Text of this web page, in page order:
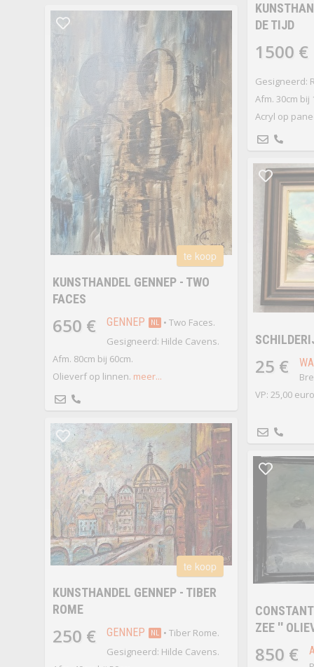
DE TIJD
1500 €
Gesigneerd:
Afm. 30cm bij
Acryl op
te koop
KUNSTHANDEL GENNEP - TWO
FACES
650 € GENNEP NL • Two Faces.
Gesigneerd: Hilde Cavens.
Afm. 80cm bij 60cm.
Olieverf op linnen. meer... 25 €
VP: 25,00 euro
te koop
KUNSTHANDEL GENNEP - TIBER
ROME
250 € GENNEP NL • Tiber Rome.
Gesigneerd: Hilde Cavens.
ZEE ''
850 €